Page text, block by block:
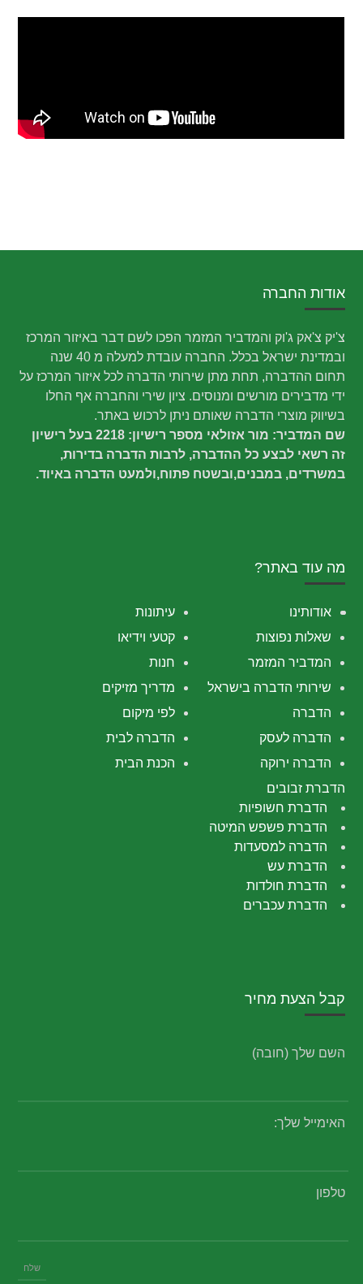
אודות החברה
צ'יק צ'אק ג'וק והמדביר המזמר הפכו לשם דבר באיזור המרכז
ובמדינת ישראל בכלל. החברה עובדת למעלה מ 40 שנה
תחום ההדברה, תחת מתן שירותי הדברה לכל איזור המרכז על
ידי מדבירים מורשים ומנוסים. ציון שירי והחברה אף החלו
בשיווק מוצרי הדברה שאותם ניתן לרכוש באתר.
שם המדביר: מור אזולאי מספר רישיון: 2218 בעל רישיון
זה רשאי לבצע כל ההדברה, לרבות הדברה בדירות,
במשרדים, במבנים,ובשטח פתוח,ולמעט הדברה באיוד.
מה עוד באתר?
עיתונות
אודותינו
קטעי וידיאו
שאלות נפוצות
חנות
המדביר המזמר
מדריך מזיקים
שירותי הדברה בישראל
לפי מיקום
הדברה
הדברה לבית
הדברה לעסק
הכנת הבית
הדברה ירוקה
הדברת זבובים
הדברת חשופיות
הדברת פשפש המיטה
הדברה למסעדות
הדברת עש
הדברת חולדות
הדברת עכברים
קבל הצעת מחיר
השם שלך (חובה)
האימייל שלך:
טלפון